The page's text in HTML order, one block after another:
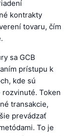
kontrakty
tovaru, čím
sa GCB
prístupu k
kde sú
Token
transakcie,
prevádzať
To je